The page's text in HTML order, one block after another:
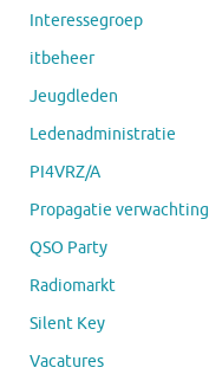
Interessegroep
itbeheer
Jeugdleden
Ledenadministratie
PI4VRZ/A
Propagatie verwachting
QSO Party
Radiomarkt
Silent Key
Vacatures